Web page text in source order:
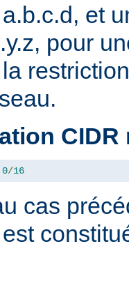
et
pour
CIDR
/16
cas